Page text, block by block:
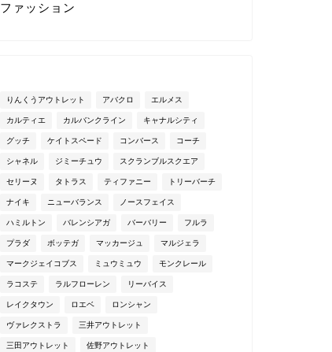
ファッション
りんくうアウトレット アバクロ エルメス
カルティエ カルバンクライン キャナルシティ
グッチ ケイトスペード コンバース コーチ
シャネル ジミーチュウ スクランブルスクエア
セリーヌ タトラス ティファニー トリーバーチ
ナイキ ニューバランス ノースフェイス
ハミルトン バレンシアガ バーバリー フルラ
プラダ ボッテガ マッカージュ マルジェラ
マークジェイコブス ミュウミュウ モンクレール
ラコステ ラルフローレン リーバイス
レイクタウン ロエベ ロンシャン
ヴァレクストラ 三井アウトレット
三田アウトレット 佐野アウトレット